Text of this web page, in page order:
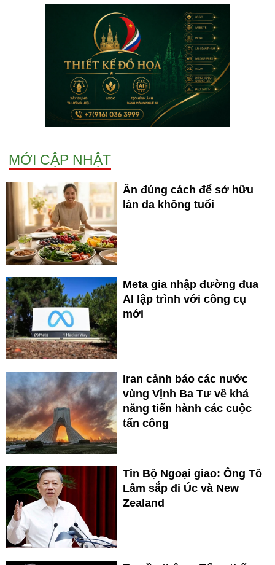
MỚI CẬP NHẬT
Ăn đúng cách để sở hữu
làn da không tuổi
Meta gia nhập đường đua
AI lập trình với công cụ
mới
Iran cảnh báo các nước
vùng Vịnh Ba Tư về khả
năng tiến hành các cuộc
tấn công
Tin Bộ Ngoại giao: Ông Tô
Lâm sắp đi Úc và New
Zealand